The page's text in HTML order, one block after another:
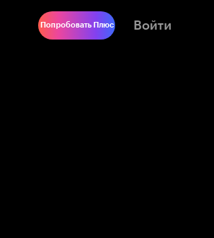
Попробовать Плюс Войти